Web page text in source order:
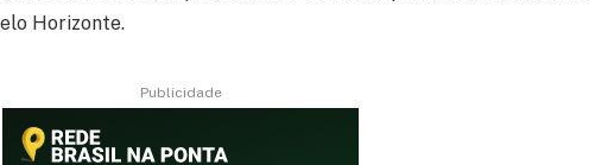
Horizonte.
Publicidade